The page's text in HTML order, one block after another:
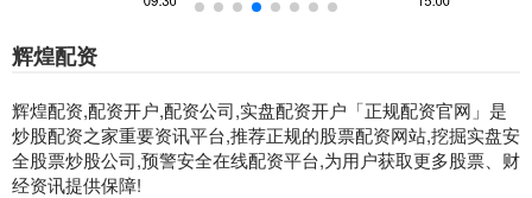
辉煌配资
辉煌配资,配资开户,配资公司,实盘配资开户「正规配资官网」是
炒股配资之家重要资讯平台,推荐正规的股票配资网站,挖掘实盘安
全股票炒股公司,预警安全在线配资平台,为用户获取更多股票、财
经资讯提供保障!